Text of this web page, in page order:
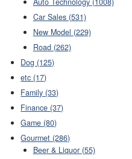
Car Sales (531)
New Model (229)
Road (262)
Dog (125)
etc (17)
Family (33)
Finance (37)
Game (80)
Gourmet (286)
Beer & Liquor (55)